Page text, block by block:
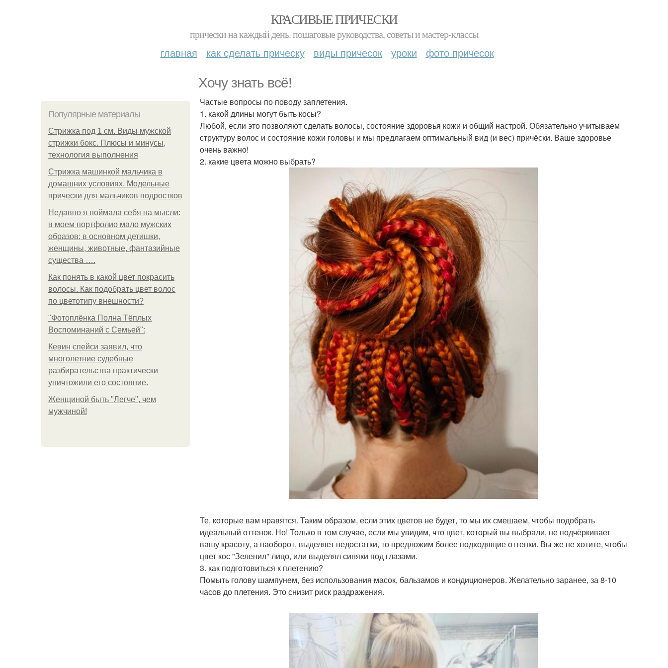
КРАСИВЫЕ ПРИЧЕСКИ
прически на каждый день. пошаговые руководства, советы и мастер-классы
главная как сделать прическу виды причесок уроки фото причесок
Хочу знать всё!
Популярные материалы
Стрижка под 1 см. Виды мужской
стрижки бокс. Плюсы и минусы,
технология выполнения
Стрижка машинкой мальчика в
домашних условиях. Модельные
прически для мальчиков подростков
Недавно я поймала себя на мысли:
в моем портфолио мало мужских
образов; в основном детишки,
женщины, животные, фантазийные
существа ….
Как понять в какой цвет покрасить
волосы. Как подобрать цвет волос
по цветотипу внешности?
"Фотоплёнка Полна Тёплых
Воспоминаний с Семьей":
Кевин спейси заявил, что
многолетние судебные
разбирательства практически
уничтожили его состояние.
Женщиной быть "Легче", чем
мужчиной!
Частые вопросы по поводу заплетения.
1. какой длины могут быть косы?
Любой, если это позволяют сделать волосы, состояние здоровья кожи и общий настрой. Обязательно учитываем
структуру волос и состояние кожи головы и мы предлагаем оптимальный вид (и вес) причёски. Ваше здоровье
очень важно!
2. какие цвета можно выбрать?
Те, которые вам нравятся. Таким образом, если этих цветов не будет, то мы их смешаем, чтобы подобрать
идеальный оттенок. Но! Только в том случае, если мы увидим, что цвет, который вы выбрали, не подчёркивает
вашу красоту, а наоборот, выделяет недостатки, то предложим более подходящие оттенки. Вы же не хотите, чтобы
цвет кос "Зеленил" лицо, или выделял синяки под глазами.
3. как подготовиться к плетению?
Помыть голову шампунем, без использования масок, бальзамов и кондиционеров. Желательно заранее, за 8-10
часов до плетения. Это снизит риск раздражения.